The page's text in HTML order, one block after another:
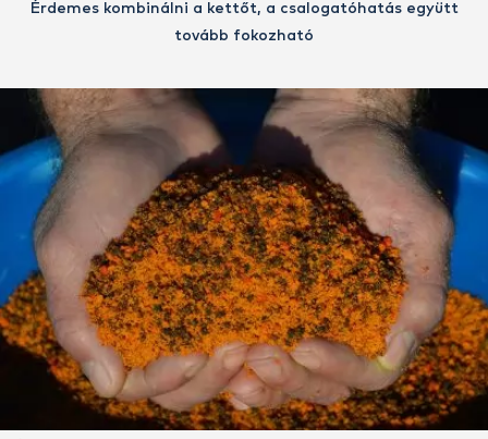
Érdemes kombinálni a kettőt, a csalogatóhatás együtt
tovább fokozható